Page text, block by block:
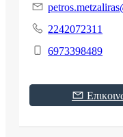
2242072311
6973398489